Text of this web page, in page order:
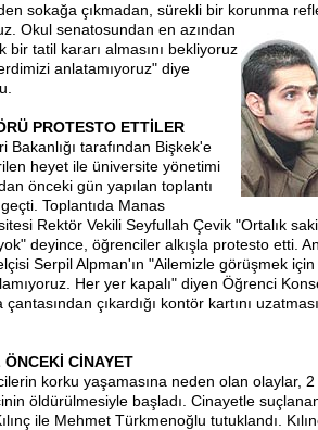
sokağa çıkmadan, sürekli bir korunma
Okul senatosundan en azından
bir tatil kararı almasını bekliyoruz
anlatamıyoruz" diye
PROTESTO ETTİLER
Bakanlığı tarafından Bişkek'e
heyet ile üniversite yönetimi
önceki gün yapılan toplantı
Toplantıda Manas
Rektör Vekili Seyfullah Çevik "Ortalık
deyince, öğrenciler alkışla protesto etti.
Serpil Alpman'ın "Ailemizle görüşmek
Her yer kapalı" diyen Öğrenci
çantasından çıkardığı kontör kartını
ÖNCEKİ CİNAYET
korku yaşamasına neden olan olaylar, 2
öldürülmesiyle başladı. Cinayetle
ile Mehmet Türkmenoğlu tutuklandı.